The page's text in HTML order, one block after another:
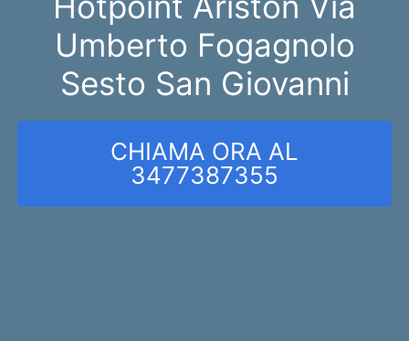
Umberto Fogagnolo
Sesto San Giovanni
CHIAMA ORA AL
3477387355